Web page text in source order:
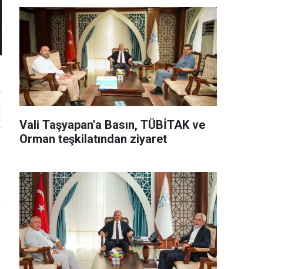
Vali Taşyapan'a Basın, TÜBİTAK ve
Orman teşkilatından ziyaret